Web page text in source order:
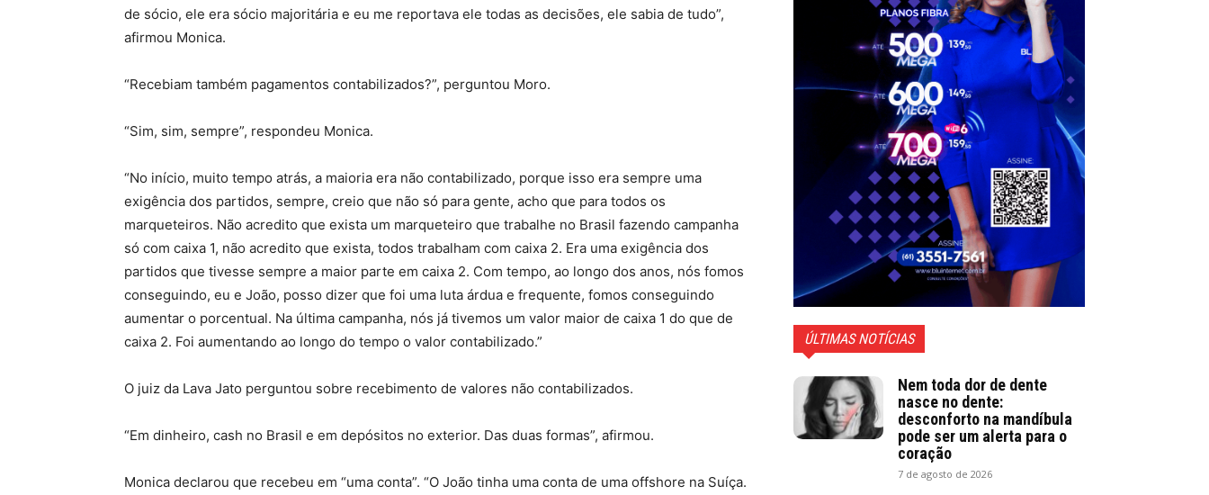
de sócio, ele era sócio majoritária e eu me reportava ele todas as decisões, ele sabia de tudo”,
afirmou Monica.
“Recebiam também pagamentos contabilizados?”, perguntou Moro.
“Sim, sim, sempre”, respondeu Monica.
“No início, muito tempo atrás, a maioria era não contabilizado, porque isso era sempre uma
exigência dos partidos, sempre, creio que não só para gente, acho que para todos os
marqueteiros. Não acredito que exista um marqueteiro que trabalhe no Brasil fazendo campanha
só com caixa 1, não acredito que exista, todos trabalham com caixa 2. Era uma exigência dos
partidos que tivesse sempre a maior parte em caixa 2. Com tempo, ao longo dos anos, nós fomos
conseguindo, eu e João, posso dizer que foi uma luta árdua e frequente, fomos conseguindo
aumentar o porcentual. Na última campanha, nós já tivemos um valor maior de caixa 1 do que de
caixa 2. Foi aumentando ao longo do tempo o valor contabilizado.”
O juiz da Lava Jato perguntou sobre recebimento de valores não contabilizados.
“Em dinheiro, cash no Brasil e em depósitos no exterior. Das duas formas”, afirmou.
Monica declarou que recebeu em “uma conta”. “O João tinha uma conta de uma offshore na Suíça.
ÚLTIMAS NOTÍCIAS
Nem toda dor de dente
nasce no dente:
desconforto na mandíbula
pode ser um alerta para o
coração
7 de agosto de 2026